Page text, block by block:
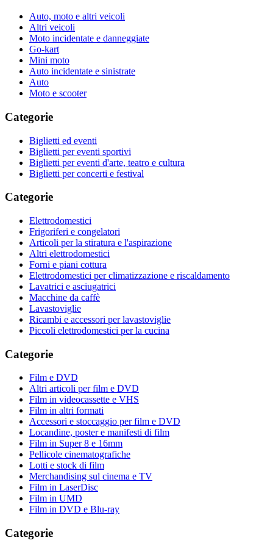
Auto, moto e altri veicoli
Altri veicoli
Moto incidentate e danneggiate
Go-kart
Mini moto
Auto incidentate e sinistrate
Auto
Moto e scooter
Categorie
Biglietti ed eventi
Biglietti per eventi sportivi
Biglietti per eventi d'arte, teatro e cultura
Biglietti per concerti e festival
Categorie
Elettrodomestici
Frigoriferi e congelatori
Articoli per la stiratura e l'aspirazione
Altri elettrodomestici
Forni e piani cottura
Elettrodomestici per climatizzazione e riscaldamento
Lavatrici e asciugatrici
Macchine da caffè
Lavastoviglie
Ricambi e accessori per lavastoviglie
Piccoli elettrodomestici per la cucina
Categorie
Film e DVD
Altri articoli per film e DVD
Film in videocassette e VHS
Film in altri formati
Accessori e stoccaggio per film e DVD
Locandine, poster e manifesti di film
Film in Super 8 e 16mm
Pellicole cinematografiche
Lotti e stock di film
Merchandising sul cinema e TV
Film in LaserDisc
Film in UMD
Film in DVD e Blu-ray
Categorie